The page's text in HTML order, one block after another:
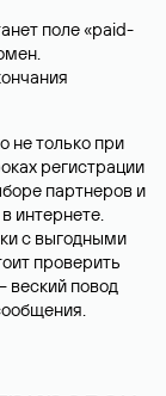
поле «paid-
не только при
регистрации
партнеров и
интернете.
с выгодными
проверить
веский повод